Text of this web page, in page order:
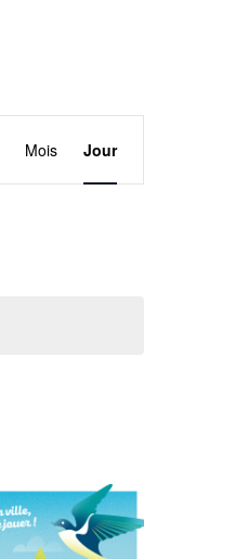
Navigation
de
Mois Jour